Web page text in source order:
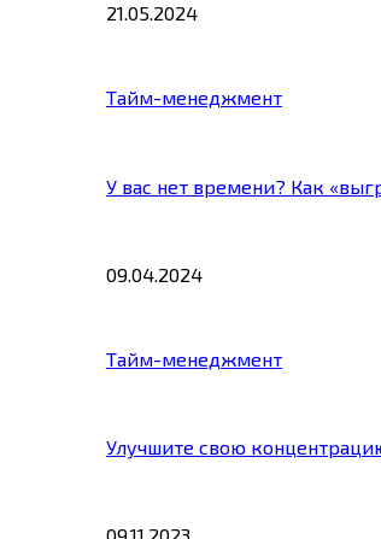
21.05.2024
Тайм-менеджмент
У вас нет времени? Как
09.04.2024
Тайм-менеджмент
Улучшите свою